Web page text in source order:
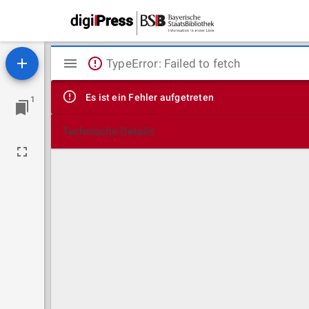
1
Mirador
Viewer
TypeError: Failed to fetch
Es ist ein Fehler aufgetreten
Technische Details